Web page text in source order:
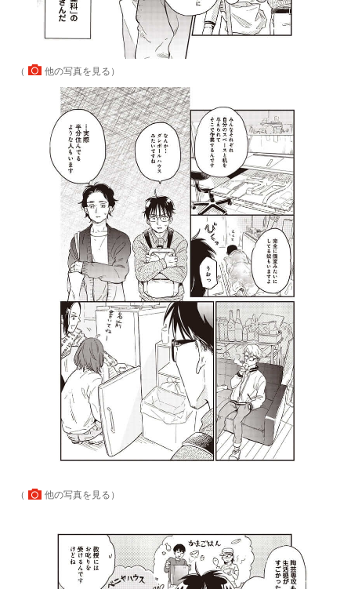
（ 他の写真を見る ）
（ 他の写真を見る ）